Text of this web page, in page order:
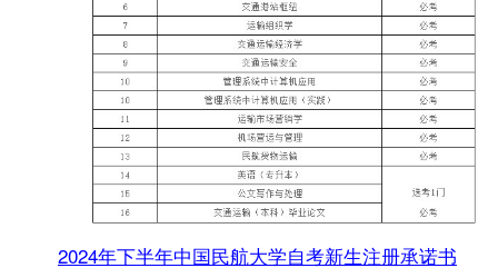
2024年下半年中国民航大学自考新生注册承诺书